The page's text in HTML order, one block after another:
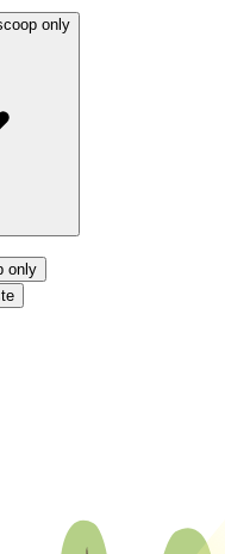
only
only